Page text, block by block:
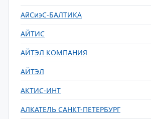
АйСиэС-БАЛТИКА
АЙТИС
АЙТЭЛ КОМПАНИЯ
АЙТЭЛ
АКТИС-ИНТ
АЛКАТЕЛЬ САНКТ-ПЕТЕРБУРГ